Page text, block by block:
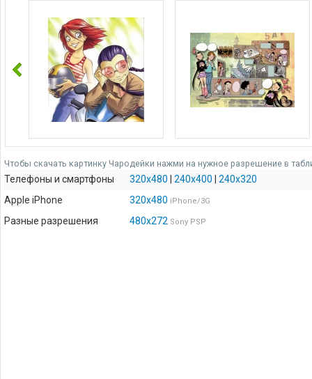
Чтобы скачать картинку Чародейки нажми на нужное разрешение в
Телефоны и смартфоны 320x480 240x400
240x320
Apple iPhone
320x480 iPhone/3G
Разные разрешения 480x272 Sony PSP